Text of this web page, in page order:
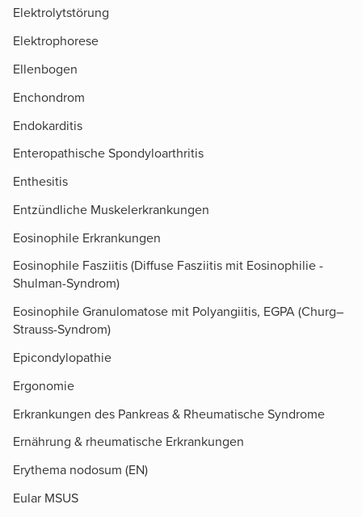
Elektrolytstörung
Elektrophorese
Ellenbogen
Enchondrom
Endokarditis
Enteropathische Spondyloarthritis
Enthesitis
Entzündliche Muskelerkrankungen
Eosinophile Erkrankungen
Eosinophile Fasziitis (Diffuse Fasziitis mit Eosinophilie -
Shulman-Syndrom)
Eosinophile Granulomatose mit Polyangiitis, EGPA (Churg–
Strauss-Syndrom)
Epicondylopathie
Ergonomie
Erkrankungen des Pankreas & Rheumatische Syndrome
Ernährung & rheumatische Erkrankungen
Erythema nodosum (EN)
Eular MSUS